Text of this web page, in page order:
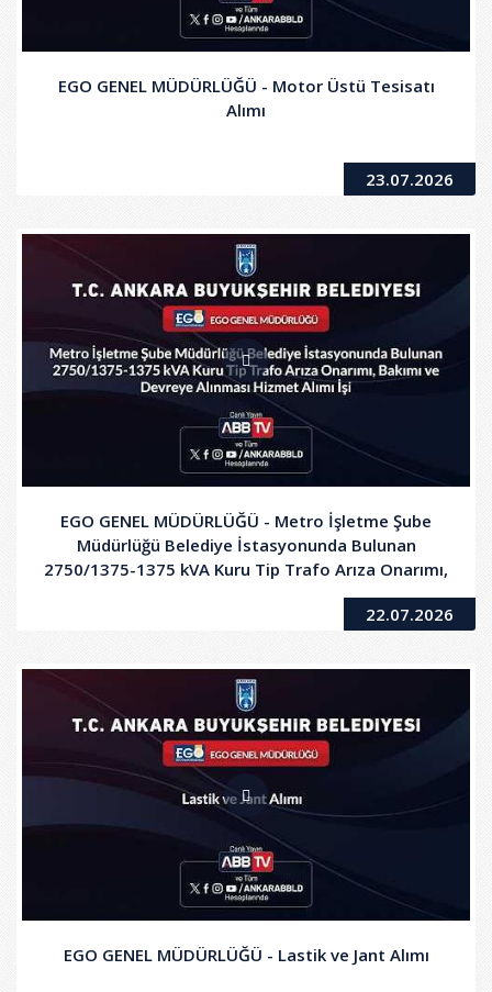
EGO GENEL MÜDÜRLÜĞÜ - Motor Üstü Tesisatı
Alımı
23.07.2026
EGO GENEL MÜDÜRLÜĞÜ - Metro İşletme Şube
Müdürlüğü Belediye İstasyonunda Bulunan
2750/1375-1375 kVA Kuru Tip Trafo Arıza Onarımı,
Bakımı ve Devreye Alınması Hizmet Alımı İşi
22.07.2026
EGO GENEL MÜDÜRLÜĞÜ - Lastik ve Jant Alımı